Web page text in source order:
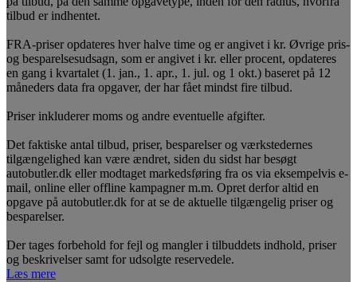
tilbud er indhentet.
FRA-priser opdateres hver halve time og er angivet i kr. Øvrige pris-
og besparelsesudsagn, som er angivet i kr. eller procent, opdateres
en gang i kvartalet (1. jan., 1. apr., 1. jul. og 1 okt.) baseret på 12
måneders data fra opgaver, der har fået mindst fire tilbud.
Priser inkluderer moms og andre eventuelle afgifter.
Det faktiske antal tilbud, priser, besparelser og værkstedernes
tilgængelighed kan være ændret, siden du sidst har besøgt
autobutler.dk eller modtaget markedsføring fra os via eksempelvis e-
mail, online eller offline kampagner m.m. Opret derfor altid en
opgave på autobutler.dk for at se de aktuelle tilgængelig priser og
besparelser.
Der tages forbehold for fejl og mangler i tilbuddets indhold, priser
og beskrivelser samt for udsolgte reservedele.
Læs mere